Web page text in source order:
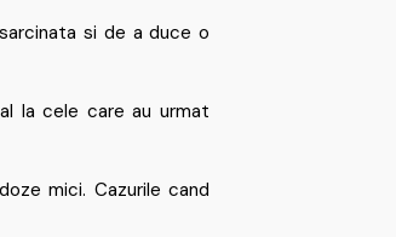
si de a duce o
la cele care au urmat
mici. Cazurile cand